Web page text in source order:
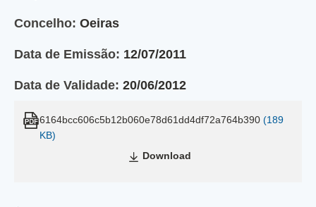
Concelho: Oeiras
Data de Emissão: 12/07/2011
Data de Validade: 20/06/2012
6164bcc606c5b12b060e78d61dd4df72a764b390 (189
KB)
Download